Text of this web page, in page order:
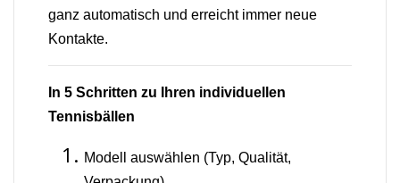
ganz automatisch und erreicht immer neue
Kontakte.
In 5 Schritten zu Ihren individuellen
Tennisbällen
Modell auswählen (Typ, Qualität,